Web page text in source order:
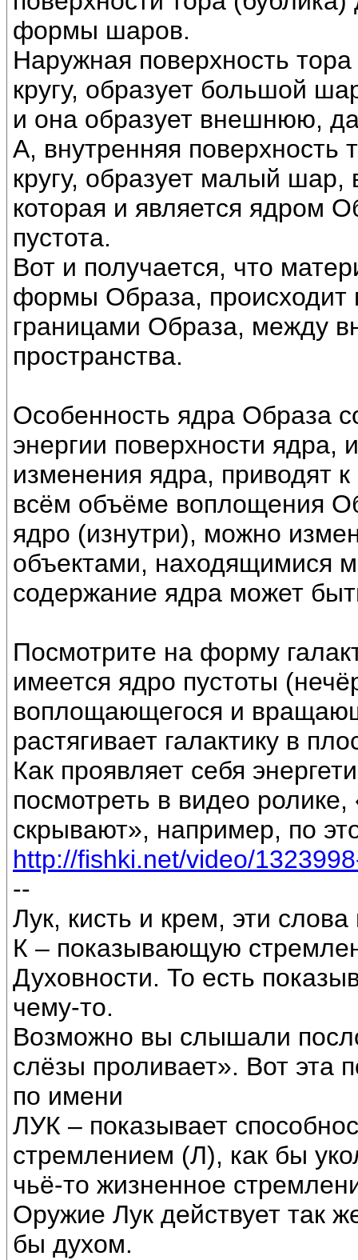
формы шаров.
Наружная поверхность
кругу, образует большой
и она образует внешнюю,
А, внутренняя поверхность
кругу, образует малый
которая и является ядром
пустота.
Вот и получается, что
формы Образа, происходит
границами Образа, между
пространства.
Особенность ядра Образа
энергии поверхности ядра,
изменения ядра, приводят
всём объёме воплощения
ядро (изнутри), можно
объектами, находящимися
содержание ядра может
Посмотрите на форму
имеется ядро пустоты
воплощающегося и
растягивает галактику в
Как проявляет себя
посмотреть в видео
скрывают», например, по
http://fishki.net/video/
--
Лук, кисть и крем, эти
К – показывающую
Духовности. То есть
чему-то.
Возможно вы слышали
слёзы проливает». Вот эта
по имени
ЛУК – показывает
стремлением (Л), как бы
чьё-то жизненное
Оружие Лук действует так
бы духом.